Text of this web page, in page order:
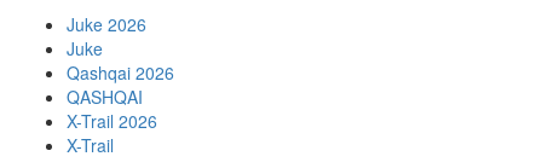
Juke 2026
Juke
Qashqai 2026
QASHQAI
X-Trail 2026
X-Trail